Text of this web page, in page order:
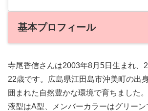
基本プロフィール
寺尾香信さんは2003年8月5日生まれ、
22歳です。広島県江田島市沖美町の出
囲まれた自然豊かな環境で育ちました
液型はA型、メンバーカラーはグリー